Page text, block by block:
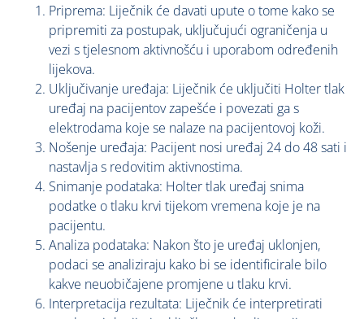
Priprema: Liječnik će davati upute o tome kako se
pripremiti za postupak, uključujući ograničenja u
vezi s tjelesnom aktivnošću i uporabom određenih
lijekova.
Uključivanje uređaja: Liječnik će uključiti Holter tlak
uređaj na pacijentov zapešće i povezati ga s
elektrodama koje se nalaze na pacijentovoj koži.
Nošenje uređaja: Pacijent nosi uređaj 24 do 48 sati i
nastavlja s redovitim aktivnostima.
Snimanje podataka: Holter tlak uređaj snima
podatke o tlaku krvi tijekom vremena koje je na
pacijentu.
Analiza podataka: Nakon što je uređaj uklonjen,
podaci se analiziraju kako bi se identificirale bilo
kakve neuobičajene promjene u tlaku krvi.
Interpretacija rezultata: Liječnik će interpretirati